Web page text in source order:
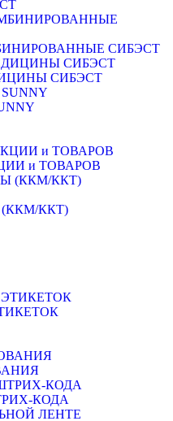
СИБЭСТ
СИБЭСТ
и ТОВАРОВ
ККТ)
КОДА